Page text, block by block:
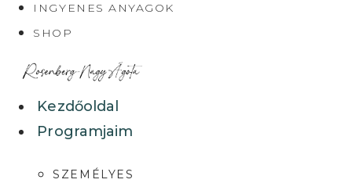
INGYENES ANYAGOK
SHOP
Kezdőoldal
Programjaim
SZEMÉLYES